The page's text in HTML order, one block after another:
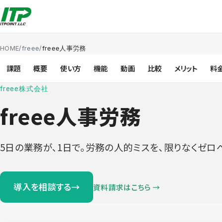
HOME/freee/freee人事労務
課題 概要 使い方 機能 動画 比較 メリット 料
freee株式会社
freee人事労務
5日の業務が、1日で。労務の人的ミスを、限りなくゼロ
導入を相談する→ 資料請求はこちら →